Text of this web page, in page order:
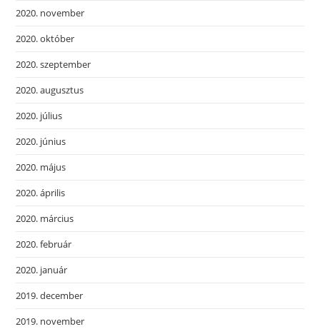
2020. november
2020. október
2020. szeptember
2020. augusztus
2020. július
2020. június
2020. május
2020. április
2020. március
2020. február
2020. január
2019. december
2019. november